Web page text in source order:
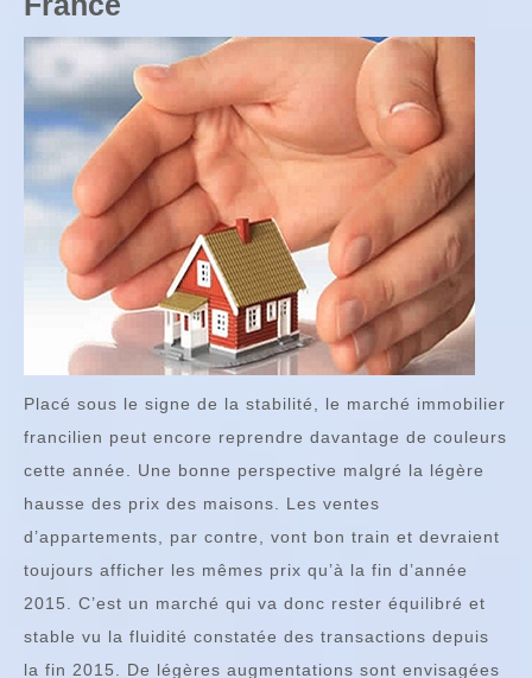
Placé sous le signe de la stabilité, le marché immobilier
francilien peut encore reprendre davantage de couleurs
cette année. Une bonne perspective malgré la légère
hausse des prix des maisons. Les ventes
d’appartements, par contre, vont bon train et devraient
toujours afficher les mêmes prix qu’à la fin d’année
2015. C’est un marché qui va donc rester équilibré et
stable vu la fluidité constatée des transactions depuis
la fin 2015. De légères augmentations sont envisagées